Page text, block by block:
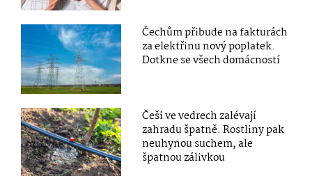
Čechům přibude na fakturách
za elektřinu nový poplatek.
Dotkne se všech domácností
Češi ve vedrech zalévají
zahradu špatně. Rostliny pak
neuhynou suchem, ale
špatnou zálivkou